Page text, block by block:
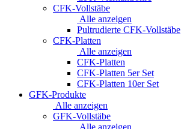
CFK-Vollstäbe
Alle anzeigen
Pultrudierte CFK-Vollstäbe
CFK-Platten
Alle anzeigen
CFK-Platten
CFK-Platten 5er Set
CFK-Platten 10er Set
GFK-Produkte
Alle anzeigen
GFK-Vollstäbe
Alle anzeigen